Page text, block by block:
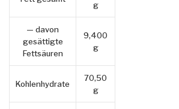
g
— davon
gesättigte
Fettsäuren
9,400
g
Kohlenhydrate
70,50
g